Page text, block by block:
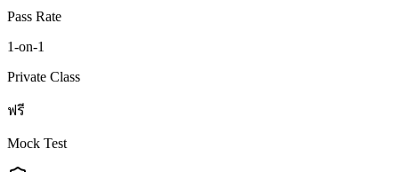
Pass Rate
1-on-1
Private Class
ฟรี
Mock Test